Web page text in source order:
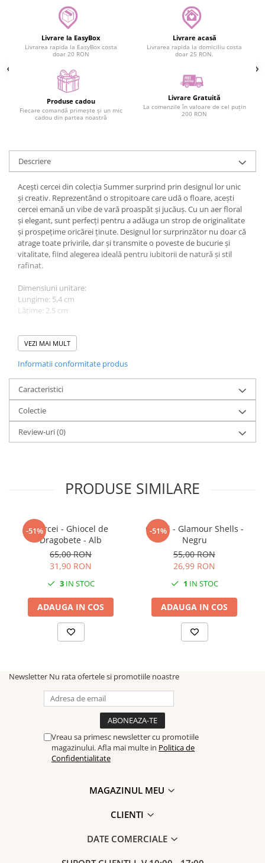
Livrare la EasyBox
Livrarea rapida la EasyBox costa
doar 20 RON
Livrare acasă
Livrarea rapida la domiciliu costa
doar 25 RON.
Produse cadou
Fiecare comandă primește și un mic
cadou din partea noastră
Livrare Gratuită
La comenzile în valoare de cel puțin
200 RON
Descriere
Acești cercei din colecția Summer surprind prin designul lor unic
și creativ. Reprezentând o stropitoare care udă o floare, acești
cercei emană un vibe de vară proaspăt și jucăuș. Cu un aer floral
și elegant, sunt perfecți pentru a adăuga un strop de originalitate
și prospețime oricărei ținute. Designul lor surprinzător nu doar că
atrage toate privirile, dar și transmite o poveste de bucurie și
vitalitate, fiind alegerea ideală pentru iubitorii de natură și stil
rafinat.
Dimensiuni unitare:
Lungime: 5,4 cm
Lățime: 2,5 cm
Greutate: 1,6 g
Sistem de prindere: Bază oțel inoxidabil
Fiind un produs handmade, pot exista mici imperfecțiuni, fiecare
pereche de cercei fiind unică.
VEZI MAI MULT
Informatii conformitate produs
Caracteristici
Colectie
Review-uri(0)
PRODUSE SIMILARE
-51%Cercei - Ghiocel de
Dragobete - Alb
65,00 RON
31,90 RON
3IN STOC
ADAUGA IN COS
-51%
Cercei - Glamour Shells -
Negru
55,00 RON
26,99 RON
1 IN STOC
ADAUGA IN COS
Newsletter Nu rata ofertele si promotiile noastre
Vreau sa primesc newsletter cu promotiile
magazinului. Afla mai multe in Politica de
Confidentialitate
MAGAZINUL MEU
CLIENTI
DATE COMERCIALE